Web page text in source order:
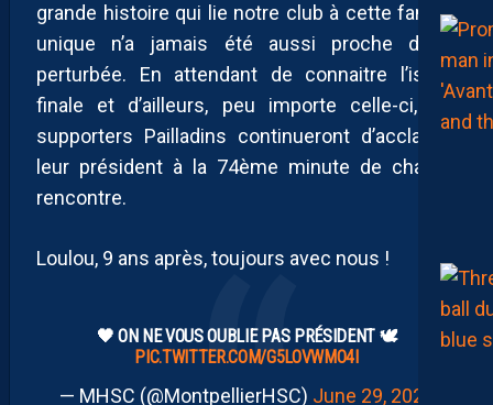
grande histoire qui lie notre club à cette famille
unique n’a jamais été aussi proche d’être
perturbée. En attendant de connaitre l’issue
finale et d’ailleurs, peu importe celle-ci, les
supporters Pailladins continueront d’acclamer
leur président à la 74ème minute de chaque
rencontre.
Loulou, 9 ans après, toujours avec nous !
🖤 ON NE VOUS OUBLIE PAS PRÉSIDENT 🕊️
PIC.TWITTER.COM/G5LOVWMO4I
— MHSC (@MontpellierHSC) June 29, 2026